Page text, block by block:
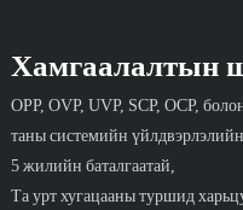
Хамгаалалтын
OPP, OVP, UVP, SCP, OCP,
таны системийн
5 жилийн баталгаатай,
Та урт хугацааны туршид